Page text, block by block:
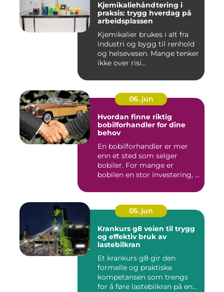
Kjemikaliehåndtering i
praksis: trygg hverdag på
arbeidsplassen
Kjemikalier brukes i alt fra
industri og bygg til renhold
og helsevesen. Mange tenker
ikke over risi...
06. jun
Hvordan finne riktig
bobilforhandler for dine
behov
En bobilforhandler er mer
enn et sted som selger
bobiler. For mange er
bobilen en stor investering, ...
05. jun
Krankurs g8 veien til trygg
og effektiv bruk av
lastebilkran
Et krankurs g8 gir den
formelle og praktiske
kompetansen som trengs
for å føre lastebilkran på en